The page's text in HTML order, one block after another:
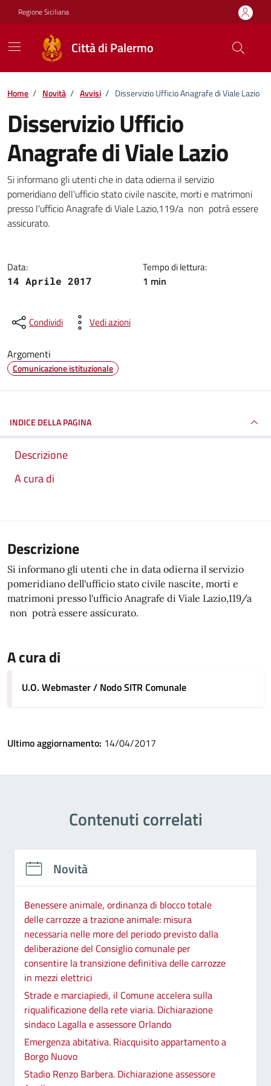
Vai ai contenuti
Vai al footer
Regione Siciliana
Città di Palermo
Home / Novità / Avvisi / Disservizio Ufficio Anagrafe di Viale Lazio
Disservizio Ufficio
Anagrafe di Viale Lazio
Dettagli della notizia
Si informano gli utenti che in data odierna il servizio
pomeridiano dell'ufficio stato civile nascite, morti e matrimoni
presso l'ufficio Anagrafe di Viale Lazio,119/a non potrà essere
assicurato.
Data:
14 Aprile 2017
Tempo di lettura:
1 min
Condividi Vedi azioni
Argomenti
Comunicazione istituzionale
INDICE DELLA PAGINA
Descrizione
A cura di
Descrizione
Si informano gli utenti che in data odierna il servizio
pomeridiano dell'ufficio stato civile nascite, morti e
matrimoni presso l'ufficio Anagrafe di Viale Lazio,119/a
non potrà essere assicurato.
A cura di
U.O. Webmaster / Nodo SITR Comunale
Ultimo aggiornamento: 14/04/2017
Contenuti correlati
Novità
Benessere animale, ordinanza di blocco totale
delle carrozze a trazione animale: misura
necessaria nelle more del periodo previsto dalla
deliberazione del Consiglio comunale per
consentire la transizione definitiva delle carrozze
in mezzi elettrici
Strade e marciapiedi, il Comune accelera sulla
riqualificazione della rete viaria. Dichiarazione
sindaco Lagalla e assessore Orlando
Emergenza abitativa. Riacquisito appartamento a
Borgo Nuovo
Stadio Renzo Barbera. Dichiarazione assessore